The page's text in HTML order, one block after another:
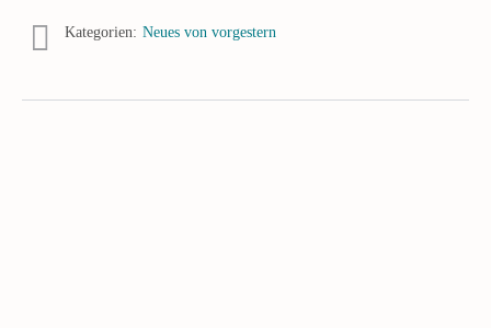
Kategorien: Neues von vorgestern